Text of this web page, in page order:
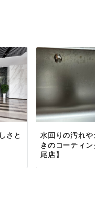
さと
水回りの汚れや
きのコーティン
尾店】